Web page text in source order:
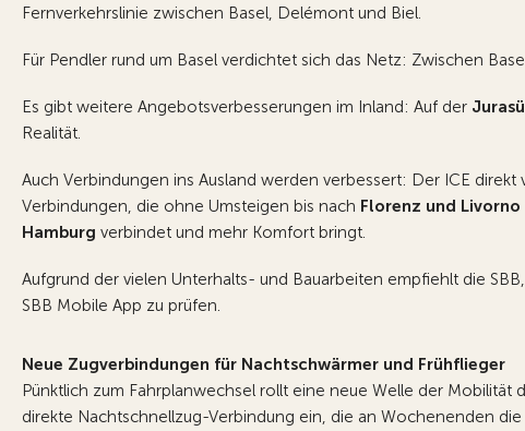
Fernverkehrslinie zwischen Basel, Delémont und Biel.
Für Pendler rund um Basel verdichtet sich das Netz: Zwischen
Es gibt weitere Angebotsverbesserungen im Inland: Auf der
Realität.
Auch Verbindungen ins Ausland werden verbessert: Der ICE
Verbindungen, die ohne Umsteigen bis nach Florenz und Livorno
Hamburg verbindet und mehr Komfort bringt.
Aufgrund der vielen Unterhalts- und Bauarbeiten empfiehlt die
SBB Mobile App zu prüfen.
Neue Zugverbindungen für Nachtschwärmer und Frühflieger
Pünktlich zum Fahrplanwechsel rollt eine neue Welle der Mobilität
direkte Nachtschnellzug-Verbindung ein, die an Wochenenden